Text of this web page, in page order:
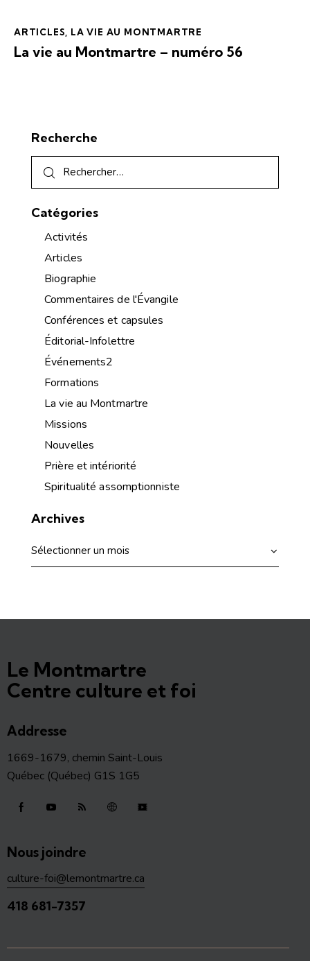
ARTICLES LA VIE AU MONTMARTRE
La vie au Montmartre – numéro 56
Recherche
Catégories
Activités
Articles
Biographie
Commentaires de l'Évangile
Conférences et capsules
Éditorial-Infolettre
Événements2
Formations
La vie au Montmartre
Missions
Nouvelles
Prière et intériorité
Spiritualité assomptionniste
Archives
Le Montmartre
Centre culture et foi
Addresse
1669-1679, chemin Saint-Louis
Québec (Québec) G1S 1G5
Nous joindre
culture-foi@lemontmartre.ca
418 681-7357